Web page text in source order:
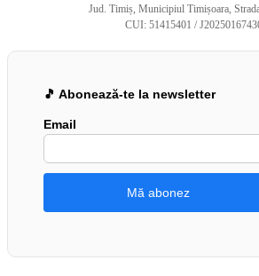
Jud. Timiș, Municipiul Timișoara,
CUI: 51415401 /
🎵 Abonează-te la newsletter
Email